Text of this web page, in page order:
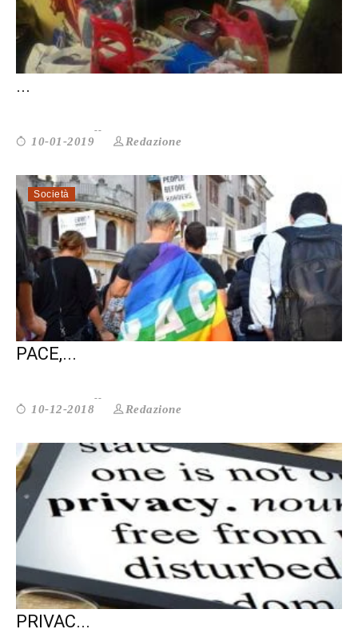
IRES PER IL NON PROFIT: LA SOLUZIONE
...
10-01-2019 Redazione
Società
RIACE CANDIDATA AL NOBEL PER LA
PACE,...
10-12-2018 Redazione
ECCO COME LE NUOVE NORME SULLA
PRIVAC...